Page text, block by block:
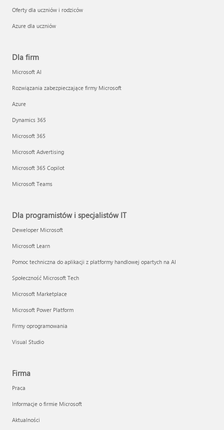
Oferty dla uczniów i rodziców
Azure dla uczniów
Dla firm
Microsoft AI
Rozwiązania zabezpieczające firmy Microsoft
Azure
Dynamics 365
Microsoft 365
Microsoft Advertising
Microsoft 365 Copilot
Microsoft Teams
Dla programistów i specjalistów IT
Deweloper Microsoft
Microsoft Learn
Pomoc techniczna do aplikacji z platformy handlowej opartych na AI
Społeczność Microsoft Tech
Microsoft Marketplace
Microsoft Power Platform
Firmy oprogramowania
Visual Studio
Firma
Praca
Informacje o firmie Microsoft
Aktualności